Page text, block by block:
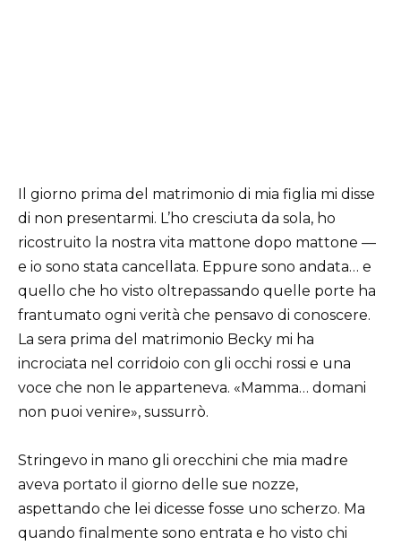
Il giorno prima del matrimonio di mia figlia mi disse
di non presentarmi. L’ho cresciuta da sola, ho
ricostruito la nostra vita mattone dopo mattone —
e io sono stata cancellata. Eppure sono andata… e
quello che ho visto oltrepassando quelle porte ha
frantumato ogni verità che pensavo di conoscere.
La sera prima del matrimonio Becky mi ha
incrociata nel corridoio con gli occhi rossi e una
voce che non le apparteneva. «Mamma… domani
non puoi venire», sussurrò.
Stringevo in mano gli orecchini che mia madre
aveva portato il giorno delle sue nozze,
aspettando che lei dicesse fosse uno scherzo. Ma
quando finalmente sono entrata e ho visto chi